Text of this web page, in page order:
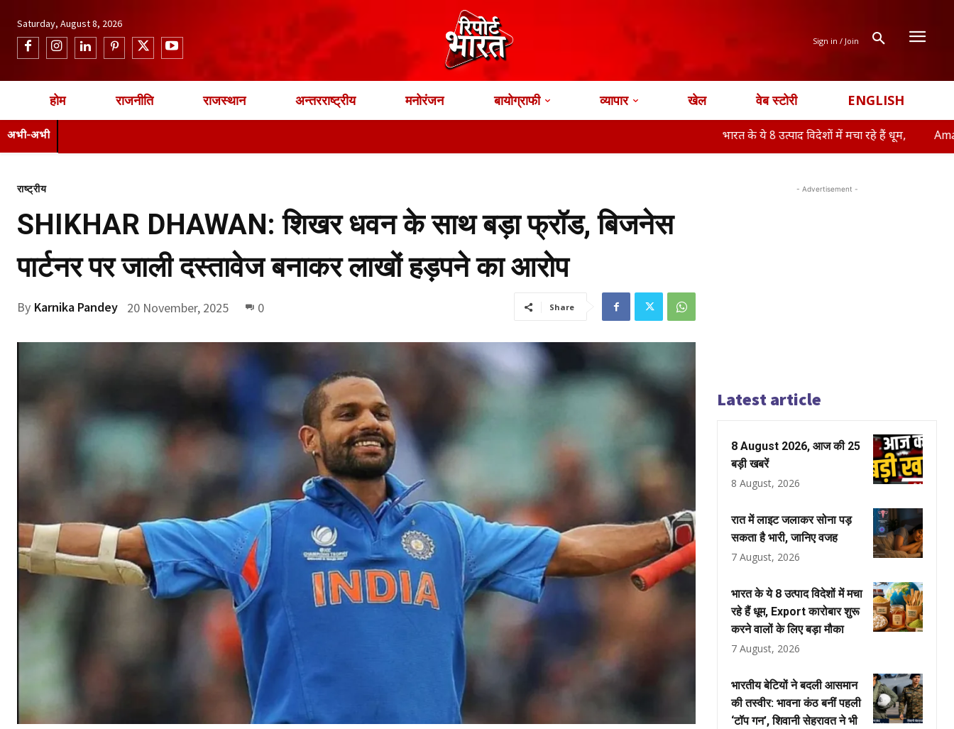
Saturday, August 8, 2026
Sign in / Join
होम राजनीति राजस्थान अन्तरराष्ट्रीय मनोरंजन बायोग्राफी व्यापार खेल वेब स्टोरी ENGLISH
अभी-अभी भारत के ये 8 उत्पाद विदेशों में मचा रहे हैं धूम, Amazon-
राष्ट्रीय
SHIKHAR DHAWAN: शिखर धवन के साथ बड़ा फ्रॉड, बिजनेस
पार्टनर पर जाली दस्तावेज बनाकर लाखों हड़पने का आरोप
By Karnika Pandey 20 November, 2025 0 Share
- Advertisement -
Latest article
8 August 2026, आज की 25
बड़ी खबरें
8 August, 2026
रात में लाइट जलाकर सोना पड़
सकता है भारी, जानिए वजह
7 August, 2026
भारत के ये 8 उत्पाद विदेशों में मचा
रहे हैं धूम, Export कारोबार शुरू
करने वालों के लिए बड़ा मौका
7 August, 2026
भारतीय बेटियों ने बदली आसमान
की तस्वीर: भावना कंठ बनीं पहली
‘टॉप गन’, शिवानी सेहरावत ने भी